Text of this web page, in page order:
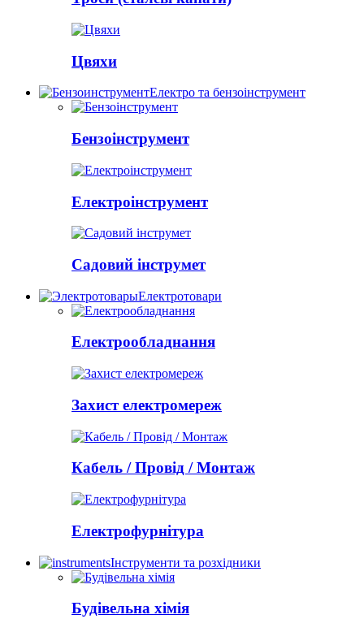
Цвяхи
Електро та бензоінструмент
Бензоінструмент
Електроінструмент
Садовий інструмет
Електротовари
Електрообладнання
Захист електромереж
Кабель / Провід / Монтаж
Електрофурнітура
Інструменти та розхідники
Будівельна хімія